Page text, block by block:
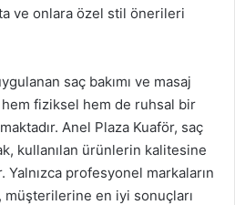
ve onlara özel stil önerileri
saç bakımı ve masaj
fiziksel hem de ruhsal bir
Anel Plaza Kuaför, saç
kullanılan ürünlerin kalitesine
profesyonel markaların
müşterilerine en iyi sonuçları